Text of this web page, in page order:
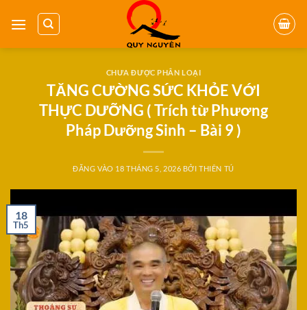
qua
CHƯA ĐƯỢC PHÂN LOẠI
TĂNG CƯỜNG SỨC KHỎE VỚI
THỰC DƯỠNG ( Trích từ Phương
Pháp Dưỡng Sinh – Bài 9 )
ĐĂNG VÀO 18 THÁNG 5, 2026 BỞITHIÊN TÚ
18
Th5